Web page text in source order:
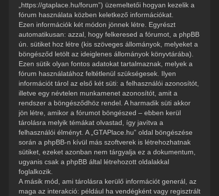
„https://gtaplace.hu/forum”) üzemeltetői hogyan kezelik a
fórum használata közben keletkező információkat.
Ezen információk két módon jönnek létre. Egyrészt
automatikusan: azzal, hogy felkeresed a fórumot, a phpBB
ún. sütiket hoz létre (kis szöveges állományok, melyeket a
böngésződ letölt az ideiglenes állományok könyvtárába).
Ezen sütik olyan fontos adatokat tartalmaznak, melyek a
fórum használatához feltétlenül szükségesek. Ilyen
információt tárol az első két süti: a felhasználói azonosítót,
illetve egy névtelen munkamenet azonosítót, amit a
rendszer a böngésződhöz rendel. A harmadik süti akkor
jön létre, amikor a fórumot böngészed – ebben kerül
tárolásra melyik témákat olvastad, így javítva a
felhasználói élményt. A „GTAPlace.hu” oldal böngészése
során a phpBB-n kívül más szoftverek is létrehozhatnak
sütiket, ezeket azonban nem tárgyalja ez a dokumentum,
ugyanis csak a phpBB által létrehozott oldalakkal
foglalkozik.
A másik mód, ami tárolásra kerülő információt generál, az
maga az interakció: például ha vendégként vagy regisztrált